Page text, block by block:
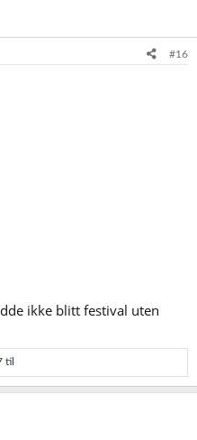
#16
ikke blitt festival uten
til